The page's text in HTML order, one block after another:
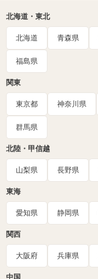
北海道・東北
北海道 青森県
福島県
関東
東京都 神奈川県
群馬県
北陸・甲信越
山梨県 長野県
東海
愛知県 静岡県
関西
大阪府 兵庫県
中国